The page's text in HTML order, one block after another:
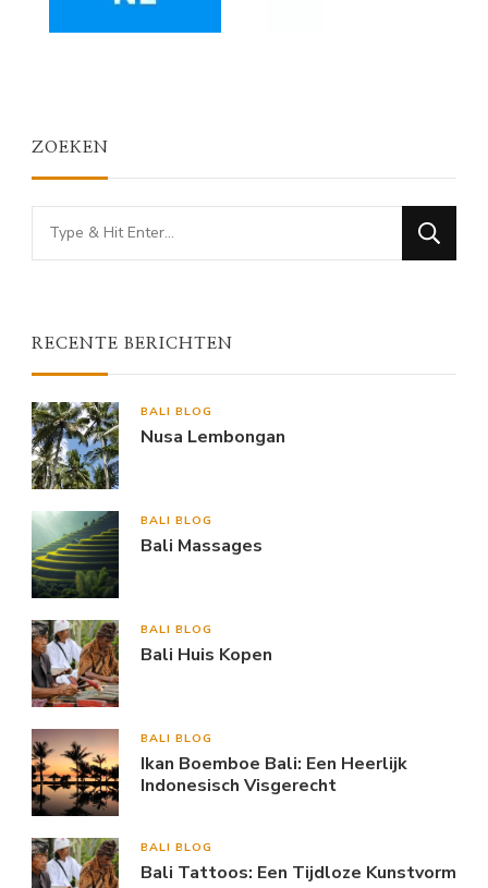
ZOEKEN
Looking
for
RECENTE BERICHTEN
BALI BLOG
Nusa Lembongan
BALI BLOG
Bali Massages
BALI BLOG
Bali Huis Kopen
BALI BLOG
Ikan Boemboe Bali: Een Heerlijk
Indonesisch Visgerecht
BALI BLOG
Bali Tattoos: Een Tijdloze Kunstvorm